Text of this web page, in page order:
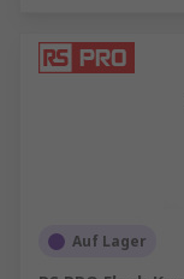
Auf Lager